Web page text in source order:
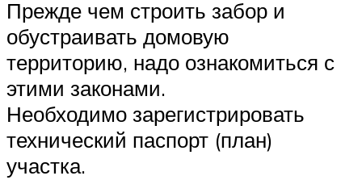
Прежде чем строить забор и
обустраивать домовую
территорию, надо ознакомиться с
этими законами.
Необходимо зарегистрировать
технический паспорт (план)
участка.